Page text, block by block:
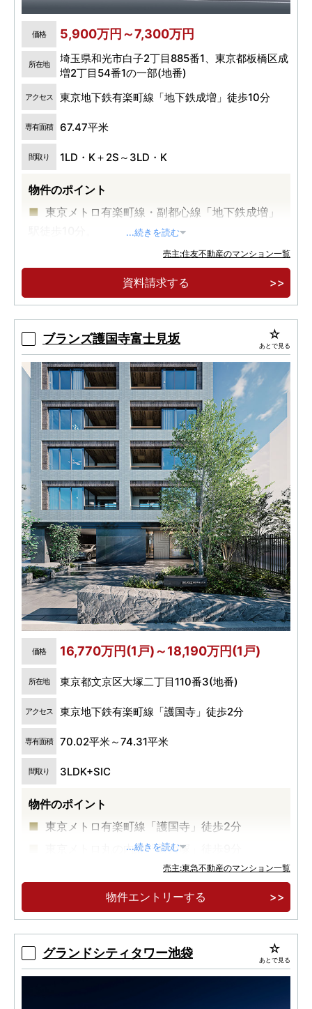
価格 5,900万円～7,300万円
所在地
埼玉県和光市白子2丁目885番1、東京都板橋区成
増2丁目54番1の一部(地番)
アクセス 東京地下鉄有楽町線「地下鉄成増」徒歩10分
専有面積 67.47平米
間取り 1LD・K＋2S～3LD・K
物件のポイント
東京メトロ有楽町線・副都心線「地下鉄成増」
東武東上線「成増」駅から「池袋」駅まで1駅
12分。
商業利便充実の「成増」駅生活圏。
...続きを読む
売主:住友不動産のマンション一覧
資料請求する
ブランズ護国寺富士見坂 あとで見る
価格 16,770万円(1戸)～18,190万円(1戸)
所在地 東京都文京区大塚二丁目110番3(地番)
アクセス 東京地下鉄有楽町線「護国寺」徒歩2分
専有面積 70.02平米～74.31平米
間取り 3LDK+SIC
物件のポイント
東京メトロ有楽町線「護国寺」徒歩2分
東京メトロ丸の内線「新大塚」徒歩9分
南北に広がる開放的な眺め
...続きを読む
売主:東急不動産のマンション一覧
物件エントリーする
グランドシティタワー池袋 あとで見る